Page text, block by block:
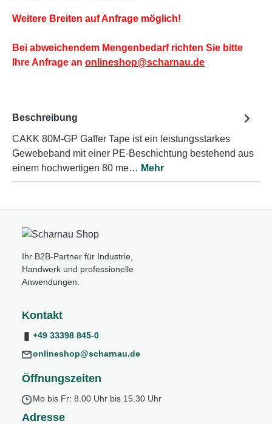
Weitere Breiten auf Anfrage möglich!
Bei abweichendem Mengenbedarf richten Sie bitte
Ihre Anfrage an onlineshop@scharnau.de
Beschreibung
CAKK 80M-GP Gaffer Tape ist ein leistungsstarkes
Gewebeband mit einer PE-Beschichtung bestehend aus
einem hochwertigen 80 me… Mehr
Ihr B2B-Partner für Industrie,
Handwerk und professionelle
Anwendungen.
Kontakt
+49 33398 845-0
onlineshop@scharnau.de
Öffnungszeiten
Mo bis Fr: 8.00 Uhr bis 15.30 Uhr
Adresse